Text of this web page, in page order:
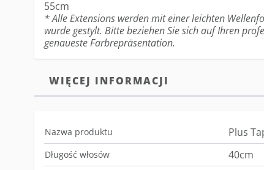
55cm
* Alle Extensions werden mit einer leichten
wurde gestylt. Bitte beziehen Sie sich auf Ihren
genaueste Farbrepräsentation.
WIĘCEJ INFORMACJI
Nazwa produktu Plus
Długość włosów 40cm